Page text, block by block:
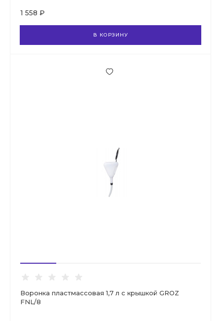
1 558 ₽
В КОРЗИНУ
Воронка пластмассовая 1,7 л с крышкой GROZ
FNL/8